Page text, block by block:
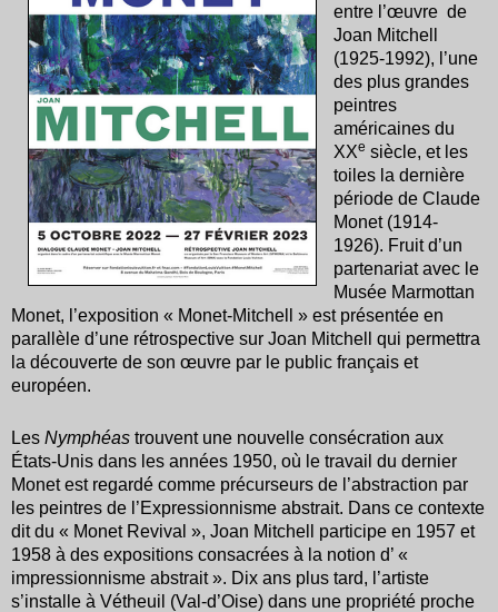
entre l’œuvre de
Joan Mitchell
(1925-1992), l’une
des plus grandes
peintres
américaines du
XXe siècle, et les
toiles la dernière
période de Claude
Monet (1914-
1926). Fruit d’un
partenariat avec le
Musée Marmottan
Monet, l’exposition « Monet-Mitchell » est présentée en
parallèle d’une rétrospective sur Joan Mitchell qui permettra
la découverte de son œuvre par le public français et
européen.
Les Nymphéas trouvent une nouvelle consécration aux
États-Unis dans les années 1950, où le travail du dernier
Monet est regardé comme précurseurs de l’abstraction par
les peintres de l’Expressionnisme abstrait. Dans ce contexte
dit du « Monet Revival », Joan Mitchell participe en 1957 et
1958 à des expositions consacrées à la notion d’ «
impressionnisme abstrait ». Dix ans plus tard, l’artiste
s’installe à Vétheuil (Val-d’Oise) dans une propriété proche